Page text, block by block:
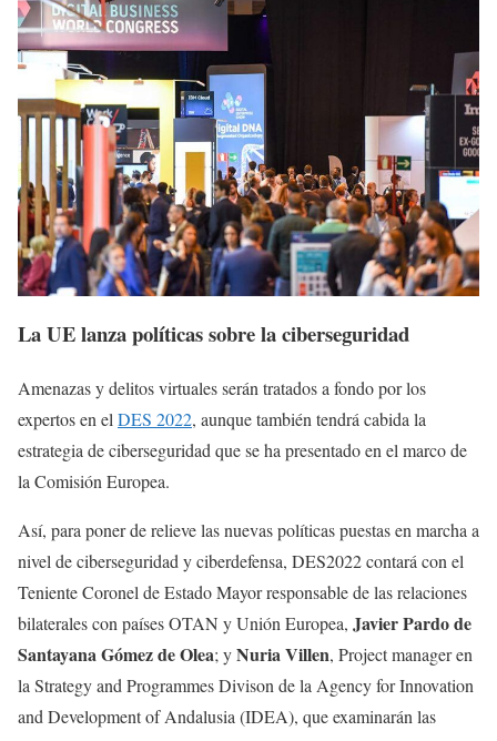
La UE lanza políticas sobre la ciberseguridad
Amenazas y delitos virtuales serán tratados a fondo por los
expertos en el DES 2022, aunque también tendrá cabida la
estrategia de ciberseguridad que se ha presentado en el marco de
la Comisión Europea.
Así, para poner de relieve las nuevas políticas puestas en marcha a
nivel de ciberseguridad y ciberdefensa, DES2022 contará con el
Teniente Coronel de Estado Mayor responsable de las relaciones
bilaterales con países OTAN y Unión Europea, Javier Pardo de
Santayana Gómez de Olea; yNuria Villen, Project manager en
la Strategy and Programmes Divison de la Agency for Innovation
and Development of Andalusia (IDEA), que examinarán las